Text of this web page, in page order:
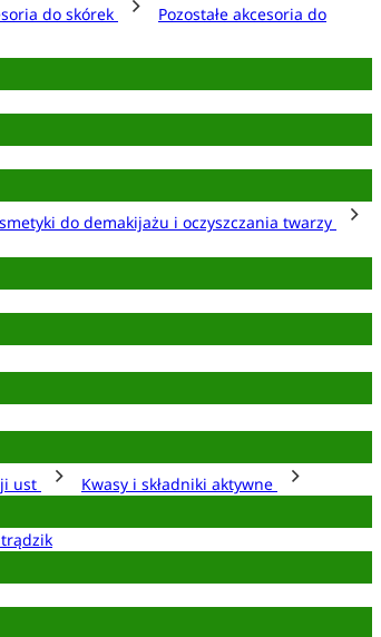
do skórek
Pozostałe akcesoria do
do demakijażu i oczyszczania twarzy
ust
Kwasy i składniki aktywne